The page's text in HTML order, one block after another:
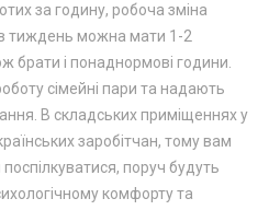
за годину, робоча зміна
в тиждень можна мати 1-2
брати і понаднормові години.
сімейні пари та надають
В складських приміщеннях у
заробітчан, тому вам
поруч будуть
комфорту та